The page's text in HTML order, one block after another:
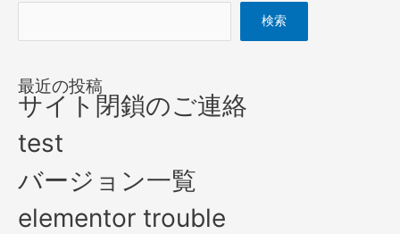
検索
最近の投稿
サイト閉鎖のご連絡
test
バージョン一覧
elementor trouble